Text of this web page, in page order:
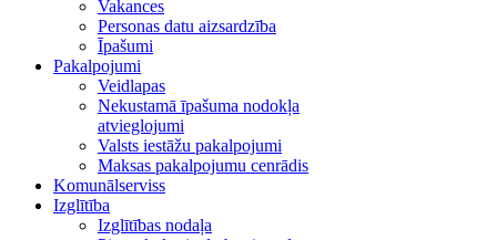
Vakances
Personas datu aizsardzība
Īpašumi
Pakalpojumi
Veidlapas
Nekustamā īpašuma nodokļa
atvieglojumi
Valsts iestāžu pakalpojumi
Maksas pakalpojumu cenrādis
Komunālserviss
Izglītība
Izglītības nodaļa